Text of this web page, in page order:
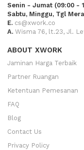
Senin - Jumat (09:00 -
Sabtu, Minggu, Tgl
E. cs@xwork.co
A. Wisma 76, lt.23, Jl.
ABOUT XWORK
Jaminan Harga Terbaik
Partner Ruangan
Ketentuan Pemesanan
FAQ
Blog
Contact Us
Privacy Policy